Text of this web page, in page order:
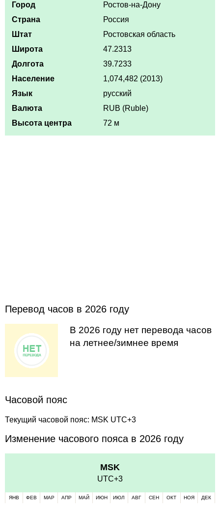
Город
Ростов-на-Дону
Страна
Россия
Штат
Ростовская область
Широта
47.2313
Долгота
39.7233
Население
1,074,482 (2013)
Язык
русский
Валюта
RUB (Ruble)
Высота центра
72 м
Перевод часов в 2026 году
В 2026 году нет перевода часов
на летнее/зимнее время
Часовой пояс
Текущий часовой пояс: MSK UTC+3
Изменение часового пояса в 2026 году
MSK
UTC+3
ЯНВ ФЕВ МАР АПР МАЙ ИЮН ИЮЛ АВГ СЕН ОКТ НОЯ ДЕК